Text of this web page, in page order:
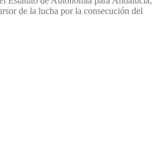
de la lucha por la consecución del